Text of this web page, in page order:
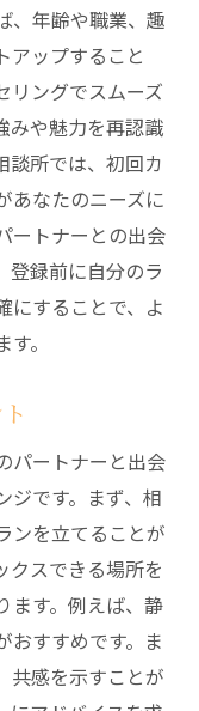
、年齢や職業、趣
アップすること
リングでスムーズ
みや魅力を再認識
談所では、初回カ
あなたのニーズに
ートナーとの出会
登録前に自分のラ
にすることで、よ
。
パートナーと出会
ジです。まず、相
ンを立てることが
クスできる場所を
ます。例えば、静
おすすめです。ま
共感を示すことが